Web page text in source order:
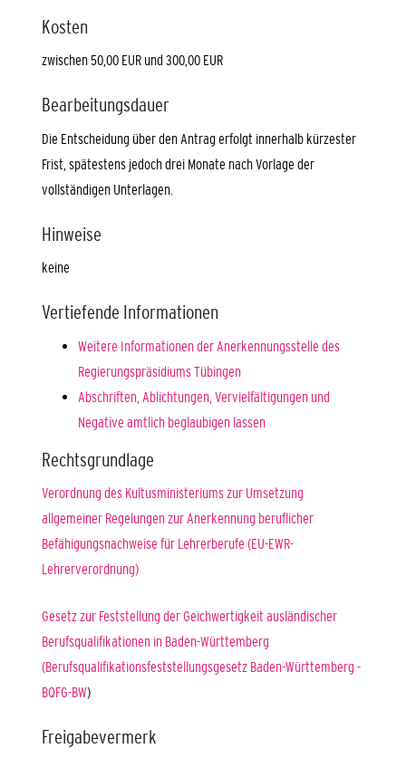
Kosten
zwischen 50,00 EUR und 300,00 EUR
Bearbeitungsdauer
Die Entscheidung über den Antrag erfolgt innerhalb kürzester
Frist, spätestens jedoch drei Monate nach Vorlage der
vollständigen Unterlagen.
Hinweise
keine
Vertiefende Informationen
Weitere Informationen der Anerkennungsstelle des
Regierungspräsidiums Tübingen
Abschriften, Ablichtungen, Vervielfältigungen und
Negative amtlich beglaubigen lassen
Rechtsgrundlage
Verordnung des Kultusministeriums zur Umsetzung
allgemeiner Regelungen zur Anerkennung beruflicher
Befähigungsnachweise für Lehrerberufe (EU-EWR-
Lehrerverordnung)
Gesetz zur Feststellung der Geichwertigkeit ausländischer
Berufsqualifikationen in Baden-Württemberg
(Berufsqualifikationsfeststellungsgesetz Baden-Württemberg -
BQFG-BW)
Freigabevermerk